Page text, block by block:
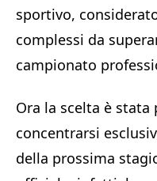
sportivo,
complessi da
campionato
Ora la scelta è stata
concentrarsi
della prossima